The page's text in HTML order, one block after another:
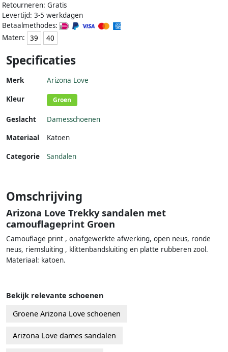
Retourneren: Gratis
Levertijd: 3-5 werkdagen
Betaalmethodes:
Maten:
39 40
Specificaties
Merk Arizona Love
Kleur Groen
Geslacht
Damesschoenen
Materiaal
Katoen
Categorie Sandalen
Omschrijving
Arizona Love Trekky sandalen met
camouflageprint Groen
Camouflage print , onafgewerkte afwerking, open neus, ronde
neus, riemsluiting , klittenbandsluiting en platte rubberen zool.
Materiaal: katoen.
Bekijk relevante schoenen
Groene Arizona Love schoenen
Arizona Love dames sandalen